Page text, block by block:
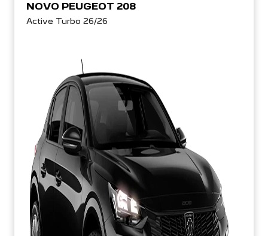
NOVO PEUGEOT 208
Active Turbo 26/26